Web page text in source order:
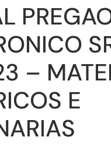
–
E